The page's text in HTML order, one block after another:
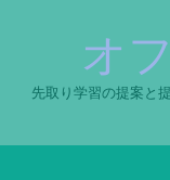
オ
先取り学習の提案と